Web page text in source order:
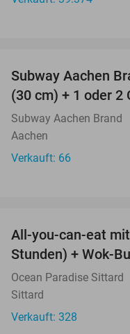
Subway Aachen
(30 cm) + 1 oder 2
Subway Aachen Brand
Aachen
Verkauft: 66
All-you-can-eat
Stunden) + Wok-
Ocean Paradise Sittard
Sittard
Verkauft: 328